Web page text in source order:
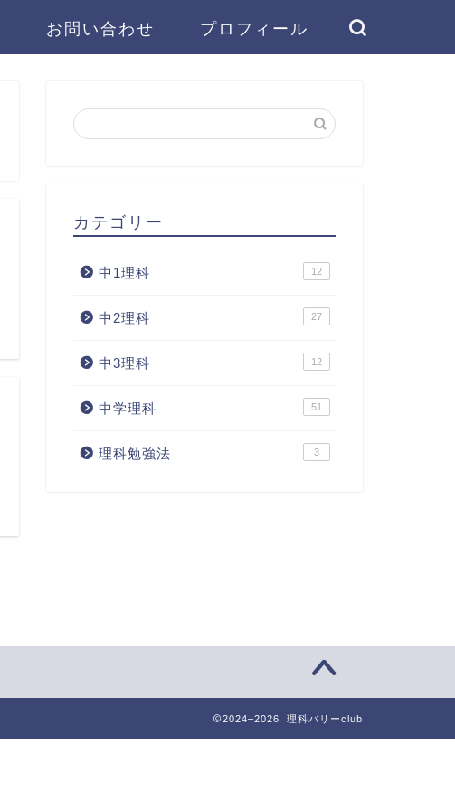
お問い合わせ プロフィール
カテゴリー
中1理科 12
中2理科 27
中3理科 12
中学理科 51
理科勉強法 3
2024–2026 理科バリーclub